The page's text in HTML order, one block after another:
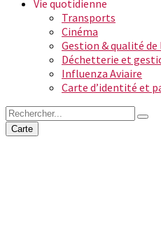
Vie quotidienne
Transports
Cinéma
Gestion & qualité de
Déchetterie et
Influenza Aviaire
Carte d’identité et
Carte